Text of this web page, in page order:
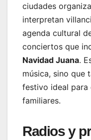
ciudades
interpretan
agenda cultural
conciertos que
Navidad Juana.
música, sino que
festivo ideal
familiares.
Radios y